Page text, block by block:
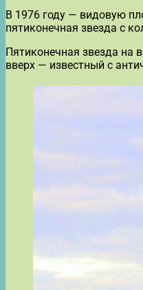
В 1976 году — видовую
пятиконечная звезда с
Пятиконечная звезда на
вверх — известный с